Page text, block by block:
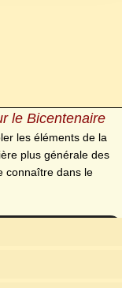
le Bicentenaire
les éléments de la
plus générale des
connaître dans le